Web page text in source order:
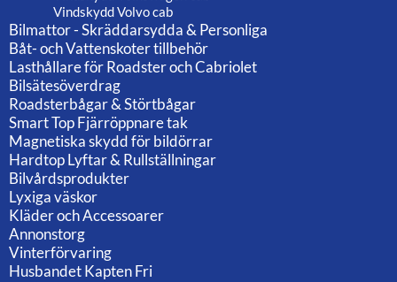
Vindskydd Volvo cab
Bilmattor - Skräddarsydda & Personliga
Båt- och Vattenskoter tillbehör
Lasthållare för Roadster och Cabriolet
Bilsätesöverdrag
Roadsterbågar & Störtbågar
Smart Top Fjärröppnare tak
Magnetiska skydd för bildörrar
Hardtop Lyftar & Rullställningar
Bilvårdsprodukter
Lyxiga väskor
Kläder och Accessoarer
Annonstorg
Vinterförvaring
Husbandet Kapten Fri